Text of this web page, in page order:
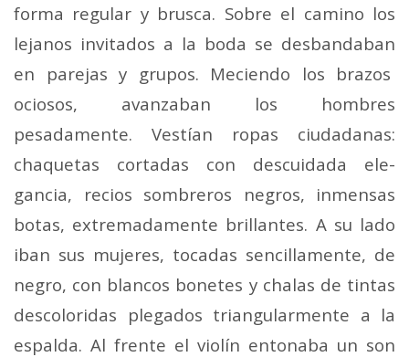
forma regular y brus­ca. Sobre el camino los
lejanos invitados a la boda se desbandaban
en parejas y grupos. Meciendo los brazos
ociosos, avanzaban los hombres
pesadamente. Vestían ropas ciudadanas:
chaquetas cortadas con descuidada ele­
gancia, recios sombreros negros, inmensas
botas, extrema­damente brillantes. A su lado
iban sus mujeres, tocadas sencillamente, de
negro, con blancos bonetes y chalas de tintas
descoloridas plegados triangularmente a la
espalda. Al frente el violín entonaba un son